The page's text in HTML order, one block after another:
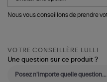
Nous vous conseillons de prendre
VOTRE CONSEILLÈRE LULLI
Une question sur ce produit ?